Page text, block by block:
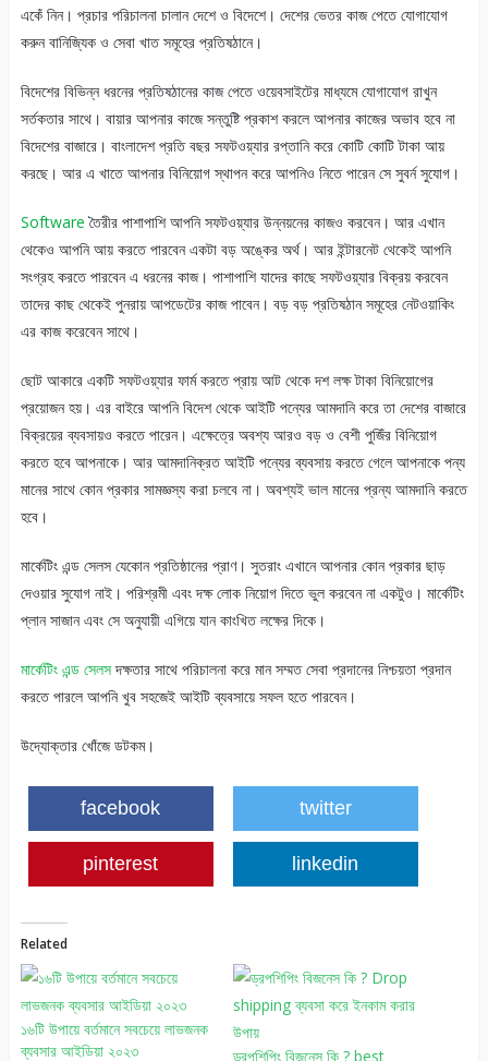
একেঁ নিন। প্রচার পরিচালনা চালান দেশে ও বিদেশে। দেশের ভেতর কাজ পেতে যোগাযোগ
করুন বানিজ্যিক ও সেবা খাত সমূহের প্রতিষঠানে।
বিদেশের বিভিন্ন ধরনের প্রতিষঠানের কাজ পেতে ওয়েবসাইটের মাধ্যমে যোগাযোগ রাখুন
সর্তকতার সাথে। বায়ার আপনার কাজে সন্তুষ্টি প্রকাশ করলে আপনার কাজের অভাব হবে না
বিদেশের বাজারে। বাংলাদেশ প্রতি বছর সফটওয়্যার রপ্তানি করে কোটি কোটি টাকা আয়
করছে। আর এ খাতে আপনার বিনিয়োগ স্থাপন করে আপনিও নিতে পারেন সে সুবর্ন সুযোগ।
Softwareতৈরীর পাশাপাশি আপনি সফটওয়্যার উন্নয়নের কাজও করবেন। আর এখান
থেকেও আপনি আয় করতে পারবেন একটা বড় অঙ্কের অর্থ। আর ইন্টারনেট থেকেই আপনি
সংগ্রহ করতে পারবেন এ ধরনের কাজ। পাশাপাশি যাদের কাছে সফটওয়্যার বিক্রয় করবেন
তাদের কাছ থেকেই পুনরায় আপডেটের কাজ পাবেন। বড় বড় প্রতিষঠান সমূহের নেটওয়াকিং
এর কাজ করেবেন সাথে।
ছোট আকারে একটি সফটওয়্যার ফার্ম করতে প্রায় আট থেকে দশ লক্ষ টাকা বিনিয়োগের
প্রয়োজন হয়। এর বাইরে আপনি বিদেশ থেকে আইটি পন্যের আমদানি করে তা দেশের বাজারে
বিক্রয়ের ব্যবসায়ও করতে পারেন। এক্ষেত্রে অবশ্য আরও বড় ও বেশী পুজিঁর বিনিয়োগ
করতে হবে আপনাকে। আর আমদানিক্রত আইটি পন্যের ব্যবসায় করতে গেলে আপনাকে পন্য
মানের সাথে কোন প্রকার সামজ্ঞস্য করা চলবে না। অবশ্যই ভাল মানের প্রন্য আমদানি করতে
হবে।
মার্কেটিং এন্ড সেলস যেকোন প্রতিষ্ঠানের প্রাণ। সুতরাং এখানে আপনার কোন প্রকার ছাড়
দেওয়ার সুযোগ নাই। পরিশ্রমী এবং দক্ষ লোক নিয়োগ দিতে ভুল করবেন না একটুও। মার্কেটিং
প্লান সাজান এবং সে অনুযায়ী এগিয়ে যান কাংখিত লক্ষের দিকে।
মার্কেটিং এন্ড সেলসদক্ষতার সাথে পরিচালনা করে মান সম্মত সেবা প্রদানের নিশ্চয়তা প্রদান
করতে পারলে আপনি খুব সহজেই আইটি ব্যবসায়ে সফল হতে পারবেন।
উদ্যোক্তার খোঁজে ডটকম।
facebook twitter
pinterest linkedin
Related
১৬টি উপায়ে বর্তমানে সবচেয়ে লাভজনক
ব্যবসার আইডিয়া ২০২৩
ড্রপশিপিং বিজনেস কি ? best